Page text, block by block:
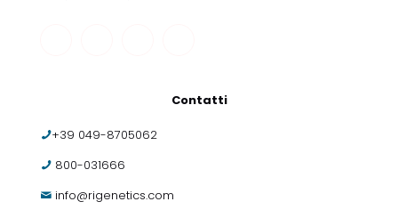
Contatti
+39 049-8705062
800-031666
info@rigenetics.com